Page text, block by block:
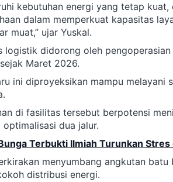
kebutuhan energi yang tetap
dalam memperkuat kapasitas
muat,” ujar Yuskal.
logistik didorong oleh
Maret 2026.
ini diproyeksikan mampu melayani
di fasilitas tersebut berpotensi
dua jalur.
Terbukti Ilmiah Turunkan
menyumbang angkutan
distribusi energi.